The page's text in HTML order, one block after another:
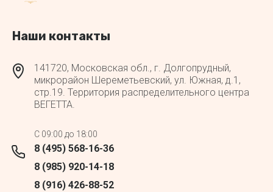
Наши контакты
141720, Московская обл., г. Долгопрудный,
микрорайон Шереметьевский, ул. Южная, д.1,
стр.19. Территория распределительного центра
ВЕГЕТТА.
C 09:00 до 18:00
8 (495) 568-16-36
8 (985) 920-14-18
8 (916) 426-88-52